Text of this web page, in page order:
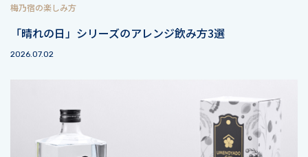
梅乃宿の楽しみ方
「晴れの日」シリーズのアレンジ飲み方3選
2026.07.02